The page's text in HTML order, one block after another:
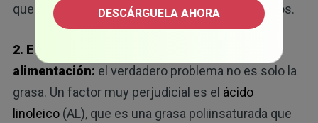
que su intestino esté saludable y pueda tolerarlos.
2. Elimine los aceites vegetales de su
alimentación: el verdadero problema no es solo la
grasa. Un factor muy perjudicial es el ácido
linoleico(AL), que es una grasa poliinsaturada que
DESCÁRGUELA AHORA